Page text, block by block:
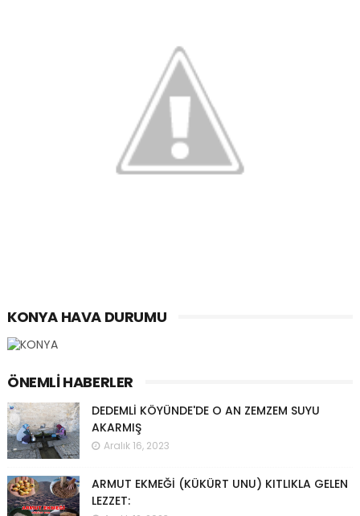
KONYA HAVA DURUMU
ÖNEMLI HABERLER
DEDEMLİ KÖYÜNDE'DE O AN ZEMZEM SUYU
AKARMIŞ
Aralık 16, 2023
ARMUT EKMEĞİ (KÜKÜRT UNU) KITLIKLA GELEN
LEZZET: